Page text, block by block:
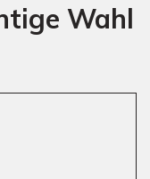
Wahl